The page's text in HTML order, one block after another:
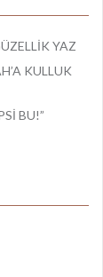
YAZ
KULLUK
BU!”